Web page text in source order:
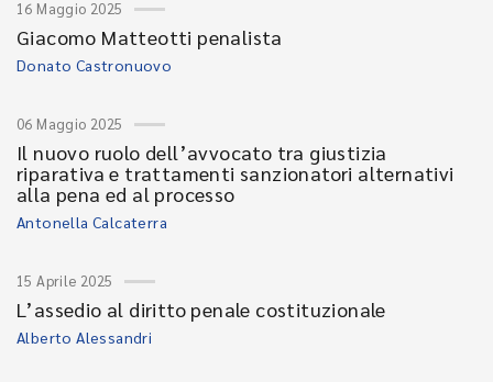
16 Maggio 2025
Giacomo Matteotti penalista
Donato Castronuovo
06 Maggio 2025
Il nuovo ruolo dell’avvocato tra giustizia
riparativa e trattamenti sanzionatori alternativi
alla pena ed al processo
Antonella Calcaterra
15 Aprile 2025
L’assedio al diritto penale costituzionale
Alberto Alessandri